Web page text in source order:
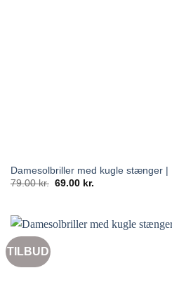
Damesolbriller med kugle stænger |
79.00kr. Den
79.00 kr..
69.00 kr.Den
69.00 kr..
TILBUD